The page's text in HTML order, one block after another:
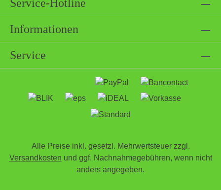
Service-Hotline
Informationen
Service
Alle Preise inkl. gesetzl. Mehrwertsteuer zzgl.
Versandkosten und ggf. Nachnahmegebühren, wenn nicht
anders angegeben.